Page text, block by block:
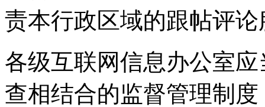
责本行政区域的跟帖评
各级互联网信息办公室
查相结合的监督管理制